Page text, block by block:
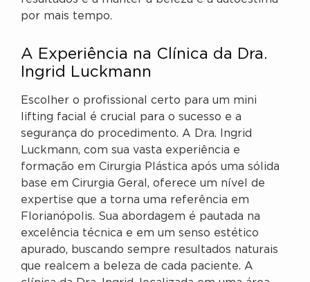
por mais tempo.
A Experiência na Clínica da Dra.
Ingrid Luckmann
Escolher o profissional certo para um mini
lifting facial é crucial para o sucesso e a
segurança do procedimento. A Dra. Ingrid
Luckmann, com sua vasta experiência e
formação em Cirurgia Plástica após uma sólida
base em Cirurgia Geral, oferece um nível de
expertise que a torna uma referência em
Florianópolis. Sua abordagem é pautada na
excelência técnica e em um senso estético
apurado, buscando sempre resultados naturais
que realcem a beleza de cada paciente. A